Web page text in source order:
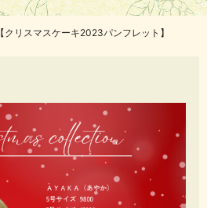
【クリスマスケーキ2023パンフレット】